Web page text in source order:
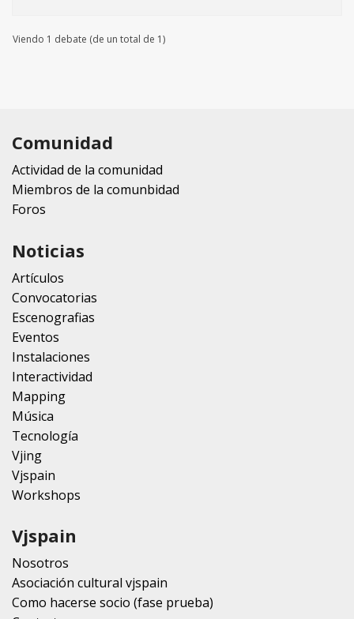
Viendo 1 debate (de un total de 1)
Comunidad
Actividad de la comunidad
Miembros de la comunbidad
Foros
Noticias
Artículos
Convocatorias
Escenografias
Eventos
Instalaciones
Interactividad
Mapping
Música
Tecnología
Vjing
Vjspain
Workshops
Vjspain
Nosotros
Asociación cultural vjspain
Como hacerse socio (fase prueba)